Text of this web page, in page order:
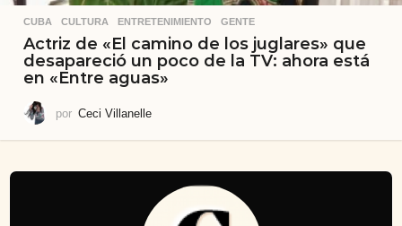
CUBA ,CULTURA ,ENTRETENIMIENTO ,GENTE
Actriz de «El camino de los juglares» que
desapareció un poco de la TV: ahora está
en «Entre aguas»
por Ceci Villanelle